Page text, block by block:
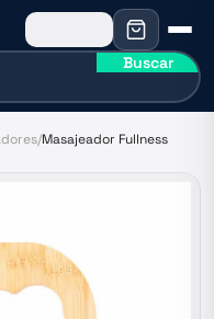
Buscar
/Masajeador Fullness